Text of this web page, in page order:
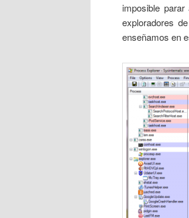
imposible
exploradores
enseñamos en